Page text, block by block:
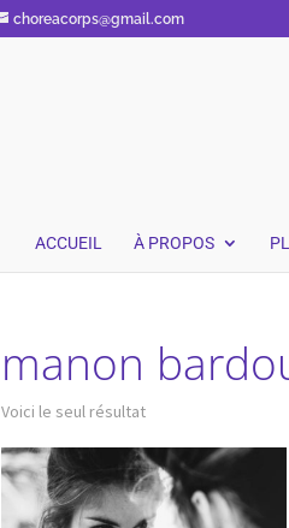
choreacorps@gmail.com
ACCUEIL À PROPOS
manon
Voici le seul résultat